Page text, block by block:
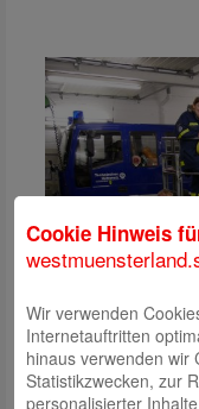
Cookie Hinweis
Wir verwenden
Internetauftritten
hinaus verwenden wir
Statistikzwecken, zur
personalisierter